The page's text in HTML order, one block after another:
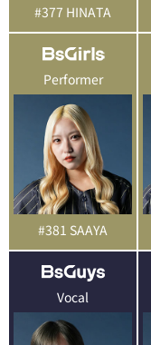
#377 HINATA
Performer
#381 SAAYA
Vocal